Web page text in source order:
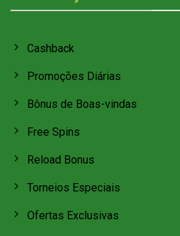
Cashback
Promoções Diárias
Bônus de Boas-vindas
Free Spins
Reload Bonus
Torneios Especiais
Ofertas Exclusivas